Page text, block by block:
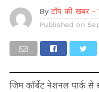
By टॉप की खबर
Published on
जिम कॉर्बेट नेशनल पार्क से